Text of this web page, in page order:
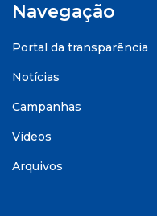
Navegação
Portal da transparência
Notícias
Campanhas
Videos
Arquivos